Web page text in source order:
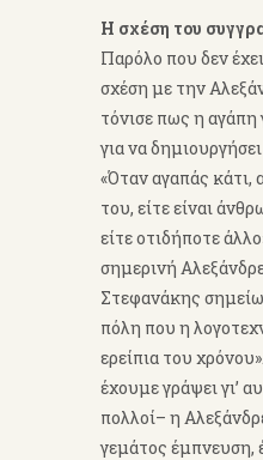
Η σχέση του
Παρόλο που δεν
σχέση με την
τόνισε πως η αγάπη
για να
«Όταν αγαπάς κάτι,
του, είτε είναι
είτε οτιδήποτε
σημερινή
Στεφανάκης
πόλη που η
ερείπια του
έχουμε γράψει γι’
πολλοί– η
γεμάτος έμπνευση,